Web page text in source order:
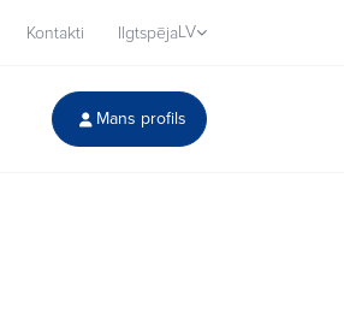
Kontakti IlgtspējaLV
Mans profils